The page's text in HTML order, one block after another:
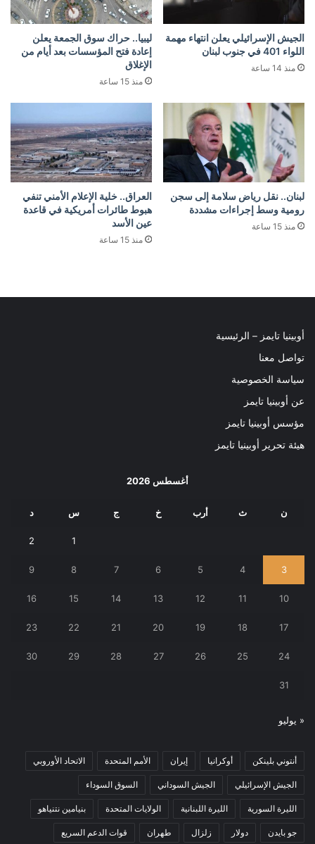
الجيش الإسرائيلي يعلن انتهاء مهمة
اللواء 401 في جنوب لبنان
منذ 14 ساعة
ليبيا.. حراك سوق الجمعة يعلن
إعادة فتح المؤسسات بعد أيام من
الإغلاق
منذ 15 ساعة
لبنان.. نقل رياض سلامة إلى سجن
رومية وسط إجراءات مشددة
منذ 15 ساعة
العراق.. خلية الإعلام الأمني تنفي
هبوط طائرات أمريكية في قاعدة
عين الأسد
منذ 15 ساعة
أوبينيا تايمز – الرئيسية
تواصل معنا
سياسة الخصوصية
عن أوبينيا تايمز
مؤسس أوبينيا تايمز
هيئة تحرير أوبينيا تايمز
أغسطس 2026
ن ث أرب خ ج س د
1
2
3
4
5
6
7
8
9
10
11
12
13
14
15
16
17
18
19
20
21
22
23
24
25
26
27
28
29
30
31
« يوليو
أنتوني بلينكن أوكرانيا إيران الأمم المتحدة الاتحاد الأوروبي
الجيش الإسرائيلي الجيش السوداني السوق السوداء
الليرة السورية الليرة اللبنانية الولايات المتحدة بنيامين نتنياهو
جو بايدن دولار زلزال طهران قوات الدعم السريع